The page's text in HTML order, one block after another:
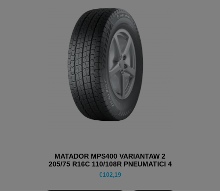
MATADOR MPS400 VARIANTAW 2
205/75 R16C 110/108R PNEUMATICI 4
STAGIONI
€102,19